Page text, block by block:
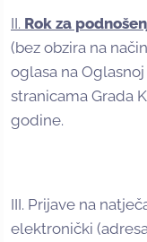
II. Rok za
(bez obzira na
oglasa na
stranicama Grada
godine.
III. Prijave na
elektronički